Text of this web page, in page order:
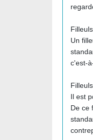
Un
c'est-
Il est
De ce